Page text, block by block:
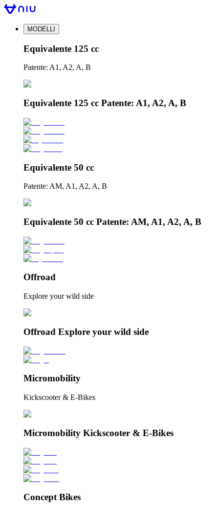
MODELLI
Equivalente 125 cc
Patente: A1, A2, A, B
Equivalente 125 cc Patente: A1, A2, A, B
Equivalente 50 cc
Patente: AM, A1, A2, A, B
Equivalente 50 cc Patente: AM, A1, A2, A, B
Offroad
Explore your wild side
Offroad Explore your wild side
Micromobility
Kickscooter & E-Bikes
Micromobility Kickscooter & E-Bikes
Concept Bikes